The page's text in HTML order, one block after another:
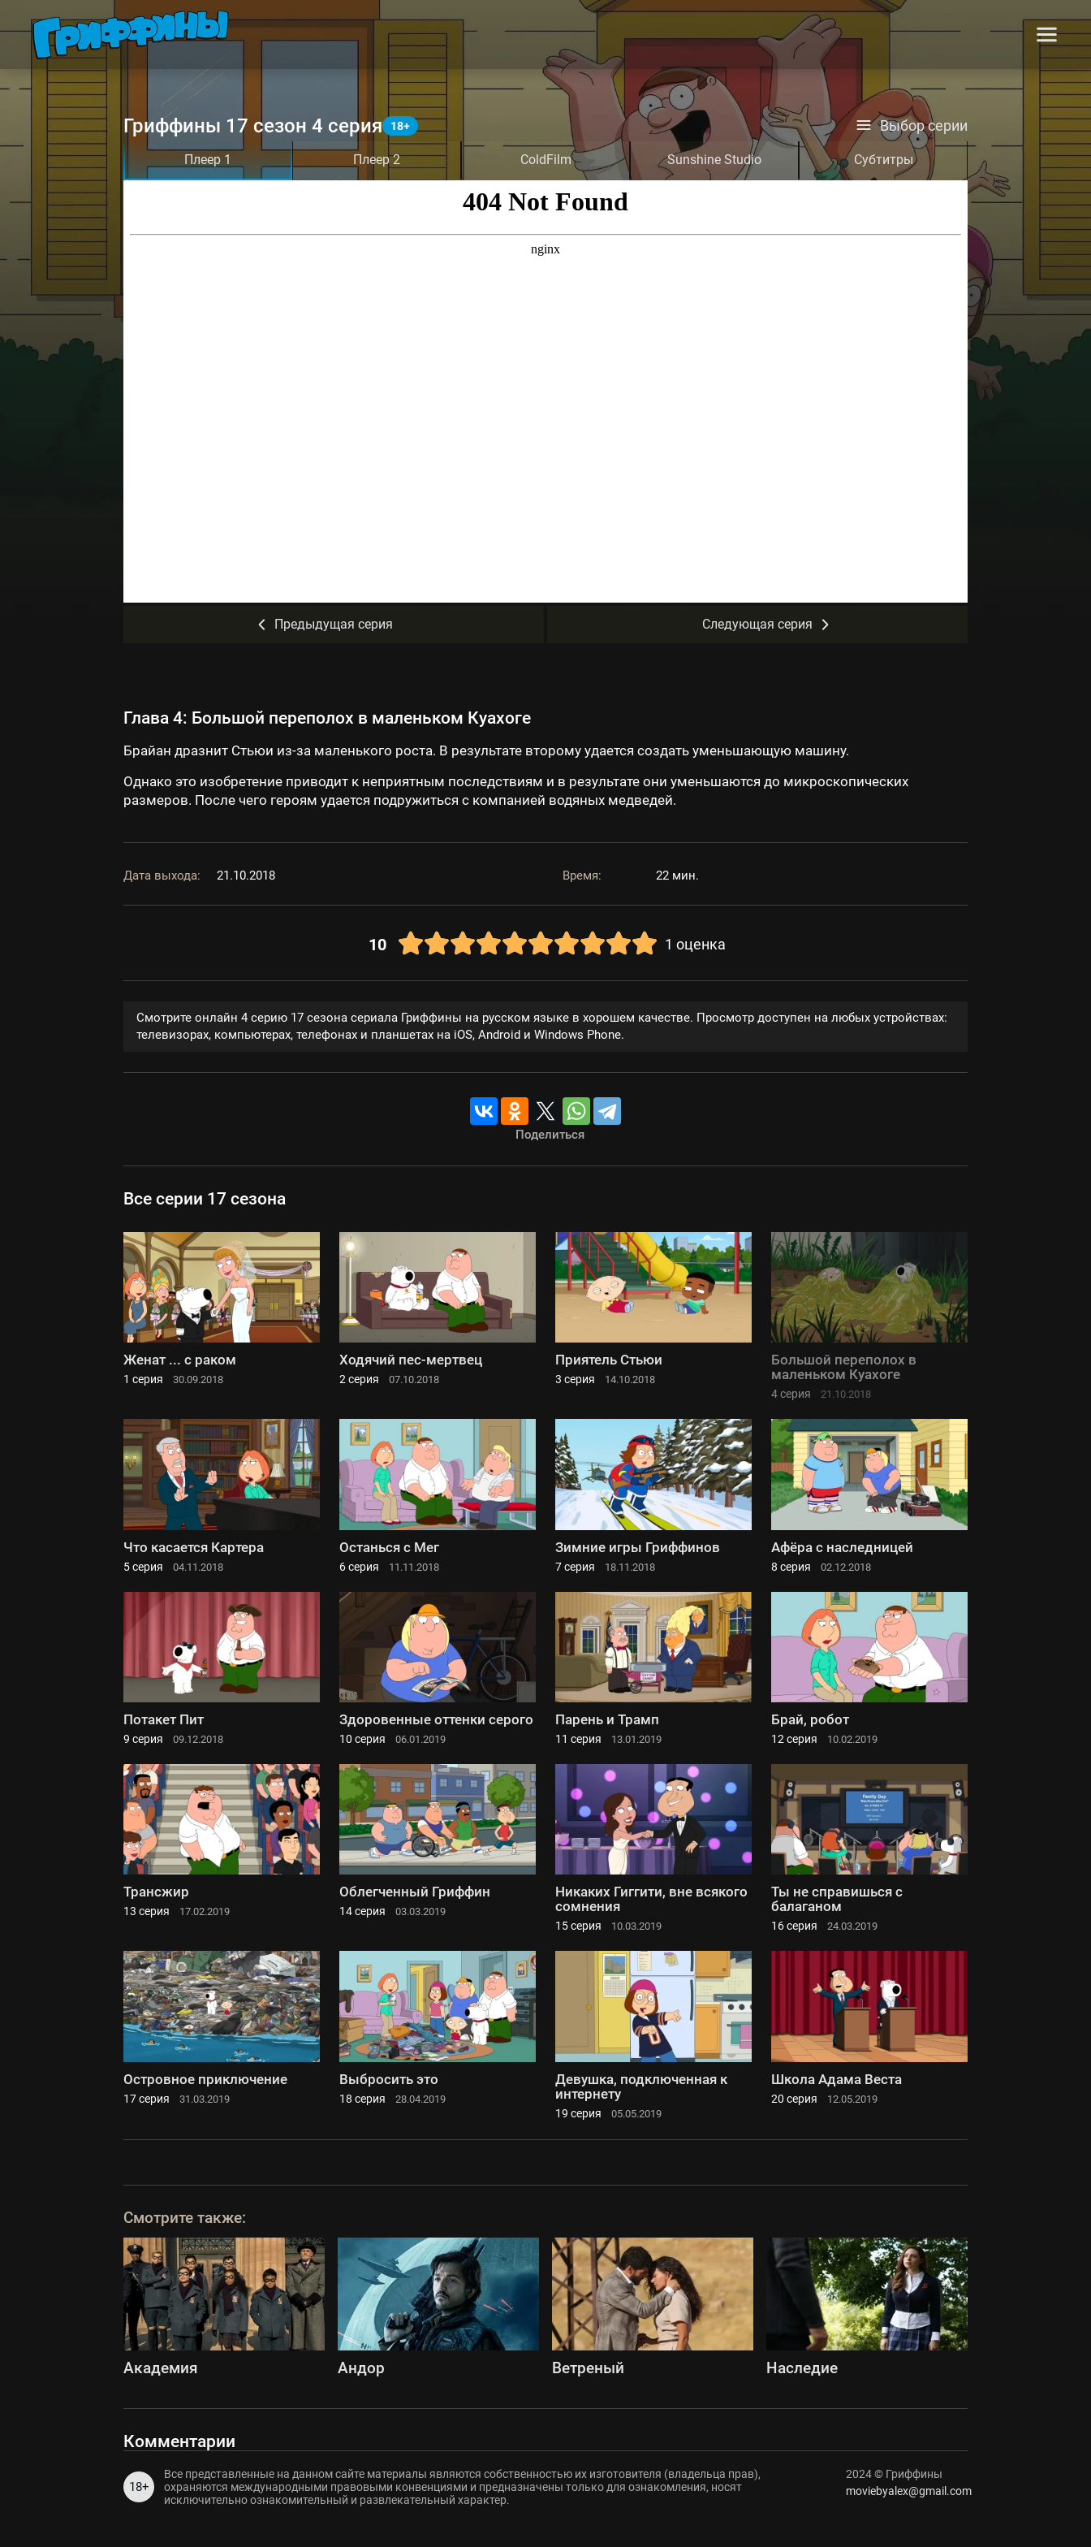
Гриффины 17 сезон 4 серия Выбор серии
Плеер 1 Плеер 2 ColdFilm Sunshine Studio Субтитры
Предыдущая серия Следующая серия
Глава 4: Большой переполох в маленьком Куахоге
Брайан дразнит Стьюи из-за маленького роста. В результате второму удается создать уменьшающую машину.
Однако это изобретение приводит к неприятным последствиям и в результате они уменьшаются до микроскопических
размеров. После чего героям удается подружиться с компанией водяных медведей.
Дата выхода: 21.10.2018 Время: 22 мин.
10 1 оценка
Смотрите онлайн 4 серию 17 сезона сериала Гриффины на русском языке в хорошем качестве. Просмотр доступен на любых устройствах:
телевизорах, компьютерах, телефонах и планшетах на iOS, Android и Windows Phone.
Поделиться
Все серии 17 сезона
Женат ... с раком
1 серия 30.09.2018
Ходячий пес-мертвец
2 серия 07.10.2018
Приятель Стьюи
3 серия 14.10.2018
Большой переполох в
маленьком Куахоге
4 серия 21.10.2018
Что касается Картера
5 серия 04.11.2018
Останься с Мег
6 серия 11.11.2018
Зимние игры Гриффинов
7 серия 18.11.2018
Афёра с наследницей
8 серия 02.12.2018
Потакет Пит
9 серия 09.12.2018
Здоровенные оттенки серого
10 серия 06.01.2019
Парень и Трамп
11 серия 13.01.2019
Брай, робот
12 серия 10.02.2019
Трансжир
13 серия 17.02.2019
Облегченный Гриффин
14 серия 03.03.2019
Никаких Гиггити, вне всякого
сомнения
15 серия 10.03.2019
Ты не справишься с
балаганом
16 серия 24.03.2019
Островное приключение
17 серия 31.03.2019
Выбросить это
18 серия 28.04.2019
Девушка, подключенная к
интернету
19 серия 05.05.2019
Школа Адама Веста
20 серия 12.05.2019
Смотрите также:
Академия Андор Ветреный Наследие
Комментарии
18+
Все представленные на данном сайте материалы являются собственностью их изготовителя (владельца прав),
охраняются международными правовыми конвенциями и предназначены только для ознакомления, носят
исключительно ознакомительный и развлекательный характер.
2024 © Гриффины
moviebyalex@gmail.com